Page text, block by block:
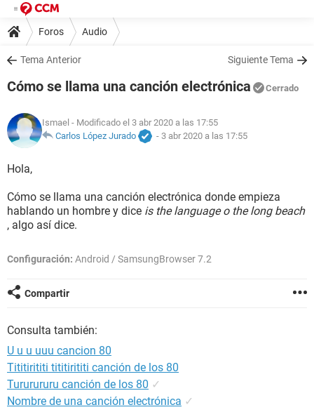
Foros Audio
Tema Anterior Siguiente Tema
Cómo se llama una canción electrónica Cerrado
Ismael - Modificado el 3 abr 2020 a las 17:55
Carlos López Jurado
- 3 abr 2020 a las 17:55
Hola,
Cómo se llama una canción electrónica donde empieza
hablando un hombre y dice is the language o the long beach
, algo así dice.
Configuración: Android / SamsungBrowser 7.2
Compartir
Consulta también:
U u u uuu cancion 80
Tititirititi tititirititi canción de los 80
Tururururu canción de los 80 ✓
Nombre de una canción electrónica ✓